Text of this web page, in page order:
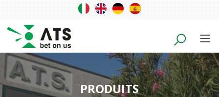
PRODUITS